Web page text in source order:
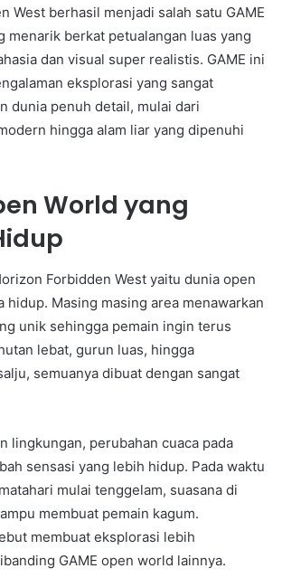
West berhasil menjadi salah satu GAME
menarik berkat petualangan luas yang
dan visual super realistis. GAME ini
eksplorasi yang sangat
dunia penuh detail, mulai dari
hingga alam liar yang dipenuhi
World yang
Forbidden West yaitu dunia open
hidup. Masing masing area menawarkan
unik sehingga pemain ingin terus
lebat, gurun luas, hingga
semuanya dibuat dengan sangat
lingkungan, perubahan cuaca pada
sensasi yang lebih hidup. Pada waktu
mulai tenggelam, suasana di
membuat pemain kagum.
membuat eksplorasi lebih
GAME open world lainnya.